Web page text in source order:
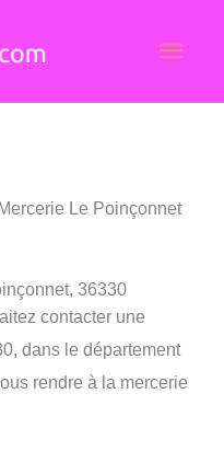
Le Poinçonnet
36330
contacter une
dans le département
rendre à la mercerie